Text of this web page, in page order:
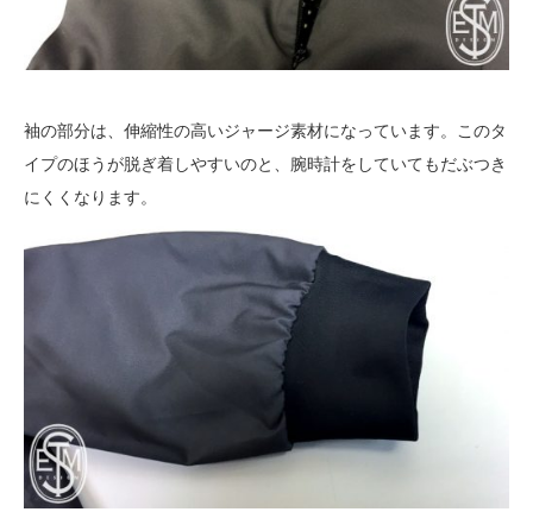
袖の部分は、伸縮性の高いジャージ素材になっています。このタ
イプのほうが脱ぎ着しやすいのと、腕時計をしていてもだぶつき
にくくなります。